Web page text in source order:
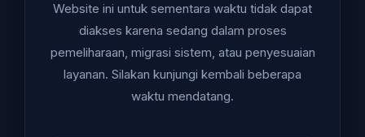
Website ini untuk sementara waktu tidak dapat
diakses karena sedang dalam proses
pemeliharaan, migrasi sistem, atau penyesuaian
layanan. Silakan kunjungi kembali beberapa
waktu mendatang.